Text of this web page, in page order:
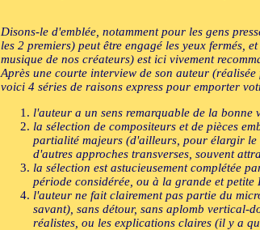
Disons-le d'emblée, notamment pour les gens
les 2 premiers) peut être engagé les yeux fermés,
musique de nos créateurs) est ici vivement
Après une courte interview de son auteur
voici 4 séries de raisons express pour emporter
l'auteur a un sens remarquable de la
la sélection de compositeurs et de pièces
partialité majeurs (d'ailleurs, pour élargir le
d'autres approches transverses, souvent
la sélection est astucieusement complétée
période considérée, ou à la grande et
l'auteur ne fait clairement pas partie du
savant), sans détour, sans aplomb vertical-
réalistes, ou les explications claires (il y a